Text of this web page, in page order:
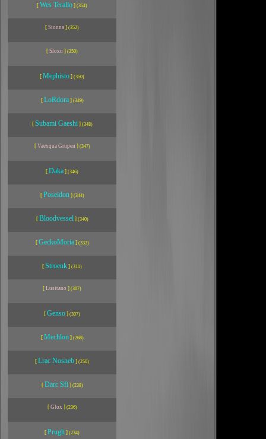
[ Wes Terallo ] (354)
[ Sionna ] (352)
[ Sloxu ] (350)
[ Mephisto ] (350)
[ LoRdora] (349)
[ Subami Gaeshi] (348)
[ Vaexqua Grupen ] (347)
[ Daka ] (346)
[ Poseidon] (344)
[ Bloodvessel] (340)
[ GeckoMoria] (332)
[ Stroenk ] (311)
[ Lusitano ] (307)
[ Genso ] (307)
[ Mechlon] (268)
[ Lrac Nosneb ] (250)
[ Darc Sfi] (238)
[ Glox] (236)
[ Prugh ] (234)